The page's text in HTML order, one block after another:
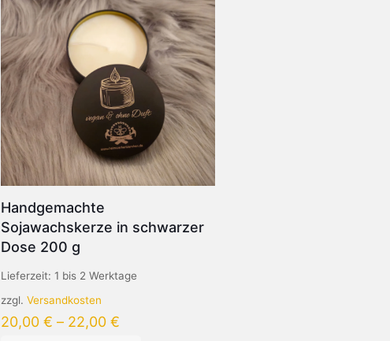
Handgemachte
Sojawachskerze in schwarzer
Dose 200 g
Lieferzeit: 1 bis 2 Werktage
zzgl. Versandkosten
20,00 € – 22,00 €